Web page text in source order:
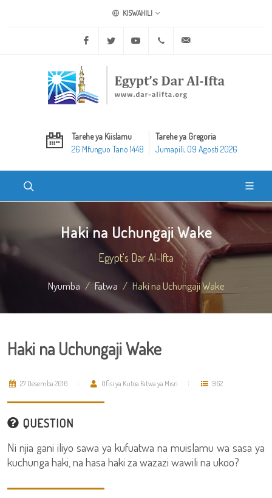
KISWAHILI
Facebook Twitter Youtube +20 2 25970400
Tarehe ya Kiislamu
26 Mfunguo Tano 1448
Tarehe ya Gregoria
Jumapili, 09 Agosti 2026
Haki na Uchungaji Wake
Egypt's Dar Al-Ifta
Nyumba Fatwa Haki na Uchungaji Wake
Haki na Uchungaji Wake
27 Desemba 2016 Ofisi ya Kutoa Fatwa ya Misri 962
QUESTION
Ni njia gani iliyo sawa ya kufuatwa na muislamu wa sasa ya
kuchunga haki, na hasa haki za wazazi wawili na ukoo?